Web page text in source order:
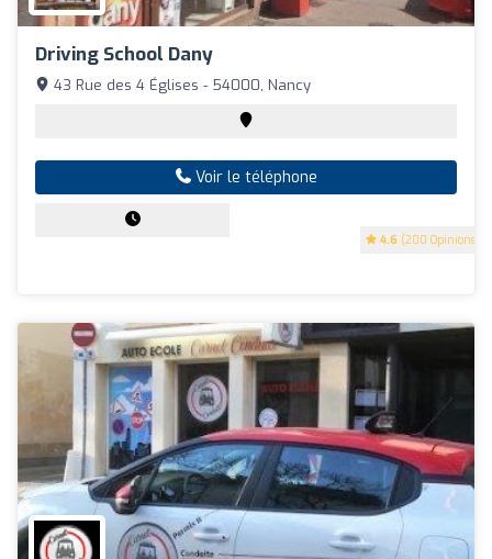
Driving School Dany
4.6 (200 Opinions)
43 Rue des 4 Églises - 54000, Nancy
Voir le téléphone